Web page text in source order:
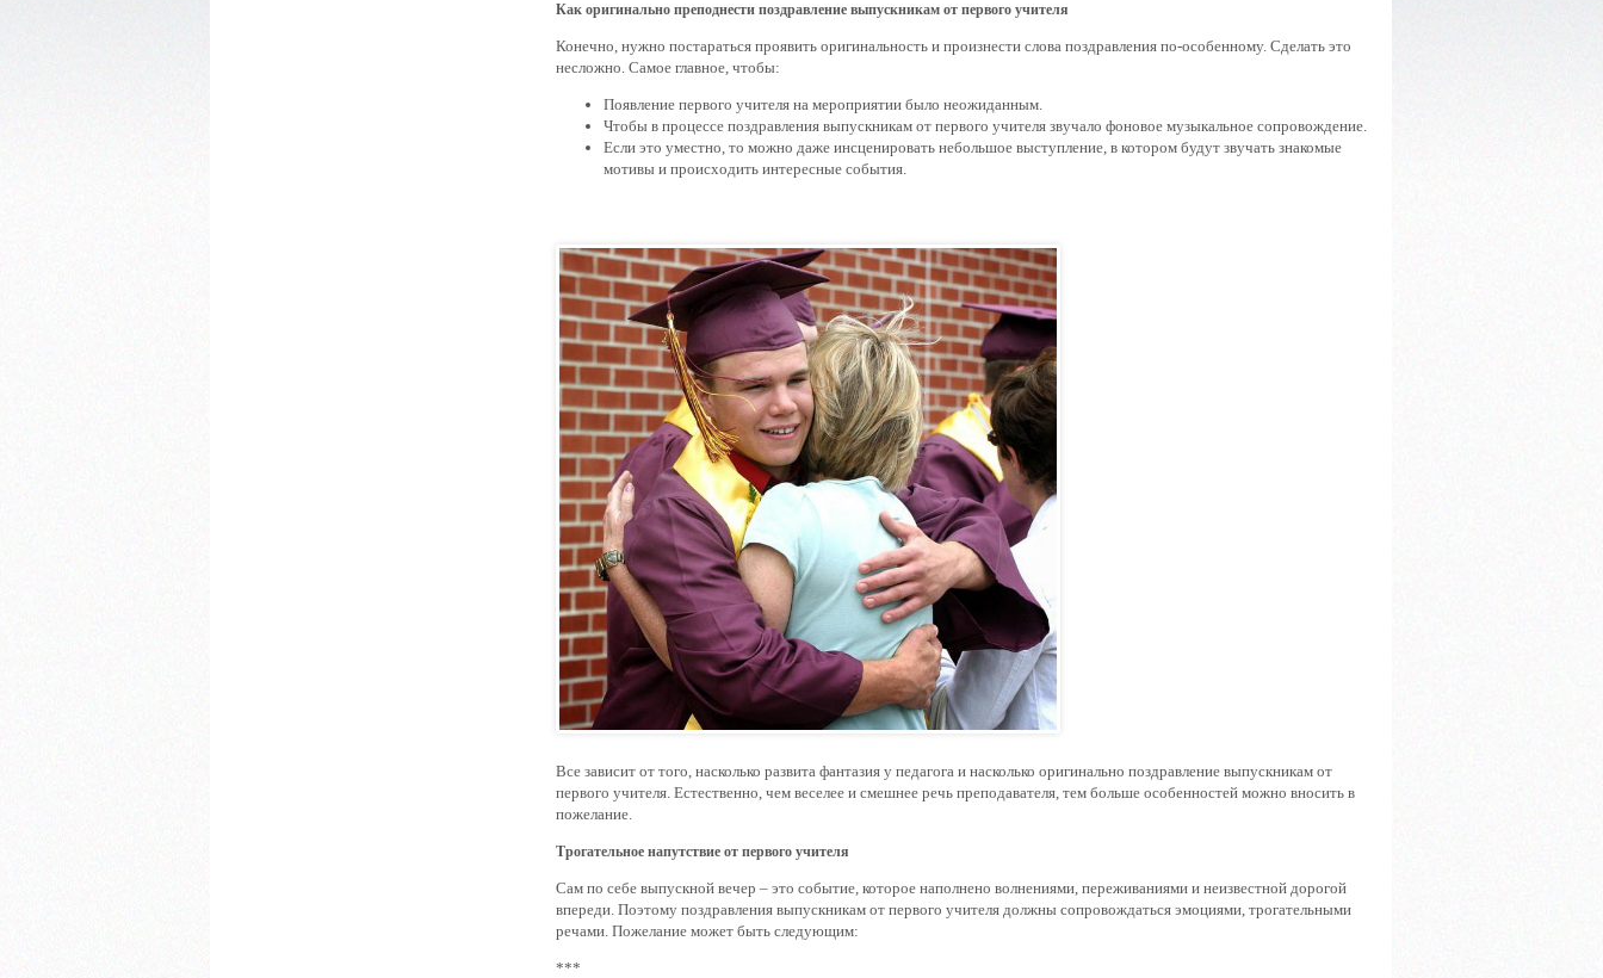
Как оригинально преподнести поздравление выпускникам от первого учителя
Конечно, нужно постараться проявить оригинальность и произнести слова поздравления по-особенному. Сделать это
несложно. Самое главное, чтобы:
Появление первого учителя на мероприятии было неожиданным.
Чтобы в процессе поздравления выпускникам от первого учителя звучало фоновое музыкальное сопровождение.
Если это уместно, то можно даже инсценировать небольшое выступление, в котором будут звучать знакомые
мотивы и происходить интересные события.
Все зависит от того, насколько развита фантазия у педагога и насколько оригинально поздравление выпускникам от
первого учителя. Естественно, чем веселее и смешнее речь преподавателя, тем больше особенностей можно вносить в
пожелание.
Трогательное напутствие от первого учителя
Сам по себе выпускной вечер – это событие, которое наполнено волнениями, переживаниями и неизвестной дорогой
впереди. Поэтому поздравления выпускникам от первого учителя должны сопровождаться эмоциями, трогательными
речами. Пожелание может быть следующим:
***